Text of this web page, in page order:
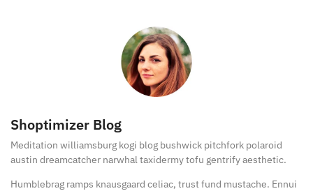
Shoptimizer Blog
Meditation williamsburg kogi blog bushwick pitchfork polaroid
austin dreamcatcher narwhal taxidermy tofu gentrify aesthetic.
Humblebrag ramps knausgaard celiac, trust fund mustache. Ennui